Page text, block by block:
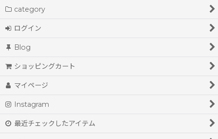
category
ログイン
Blog
ショッピングカート
マイページ
Instagram
最近チェックしたアイテム